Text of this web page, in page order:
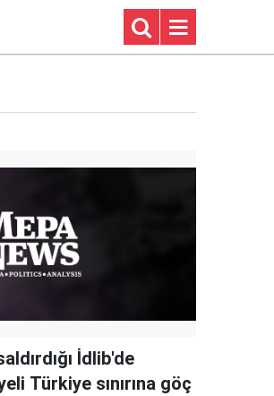
İdlib'de
Türkiye sınırına göç